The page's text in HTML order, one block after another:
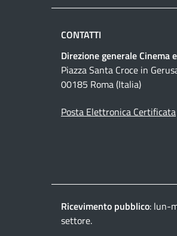
CONTATTI
Direzione generale Cinema
Piazza Santa Croce in
00185 Roma (Italia)
Posta Elettronica Certificata
Ricevimento pubblico: lun-
settore.